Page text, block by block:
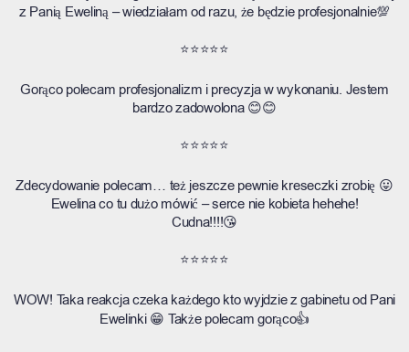
z Panią Eweliną – wiedziałam od razu, że będzie profesjonalnie💯
⭐⭐⭐⭐⭐
Gorąco polecam profesjonalizm i precyzja w wykonaniu. Jestem
bardzo zadowolona 😊😊
⭐⭐⭐⭐⭐
Zdecydowanie polecam… też jeszcze pewnie kreseczki zrobię 😛
Ewelina co tu dużo mówić – serce nie kobieta hehehe!
Cudna!!!!😘
⭐⭐⭐⭐⭐
WOW! Taka reakcja czeka każdego kto wyjdzie z gabinetu od Pani
Ewelinki 😁 Także polecam gorąco👍